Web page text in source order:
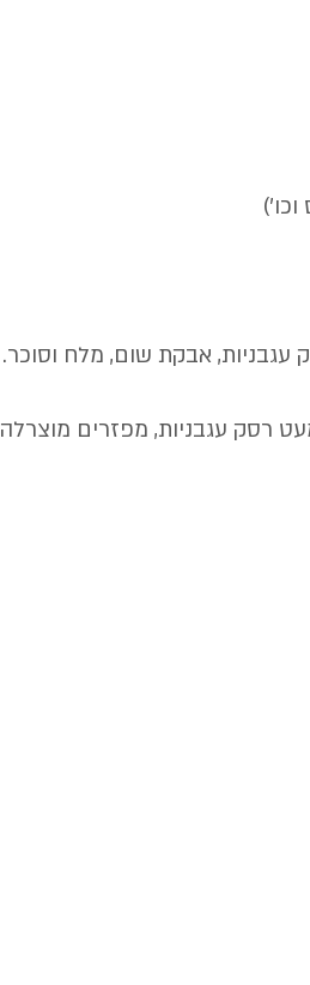
עגבניות, אבקת שום, מלח וסוכר.
רסק עגבניות, מפזרים מוצרלה